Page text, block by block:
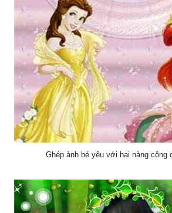
Ghép ảnh bé yêu với hai nàng công